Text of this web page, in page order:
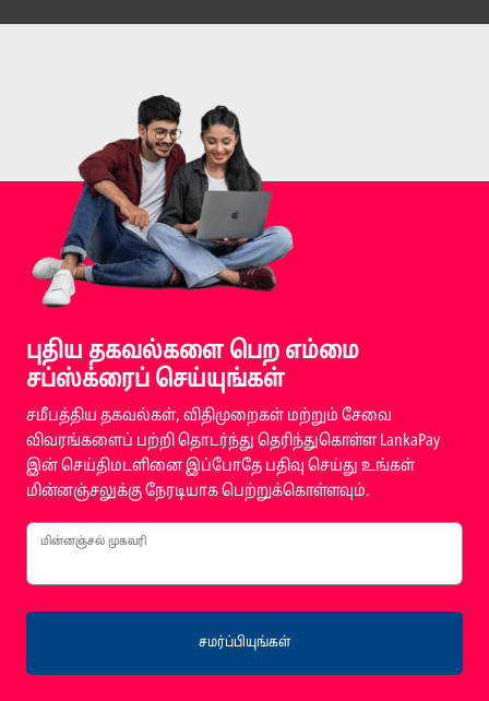
புதிய தகவல்களை பெற எம்மை
சப்ஸ்க்ரைப் செய்யுங்கள்
சமீபத்திய தகவல்கள், விதிமுறைகள் மற்றும் சேவை
விவரங்களைப் பற்றி தொடர்ந்து தெரிந்துகொள்ள LankaPay
இன் செய்திமடளினை இப்போதே பதிவு செய்து உங்கள்
மின்னஞ்சலுக்கு நேரடியாக பெற்றுக்கொள்ளவும்.
மின்னஞ்சல் முகவரி
சமர்ப்பியுங்கள்